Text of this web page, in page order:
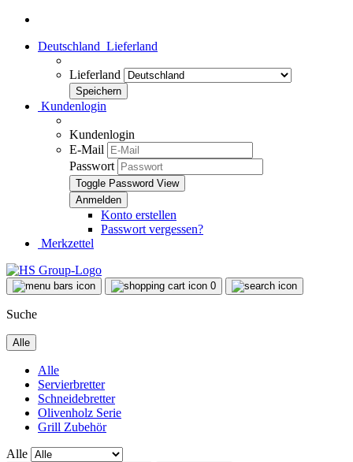
Deutschland Lieferland
Lieferland
Kundenlogin
Kundenlogin
E-Mail
Passwort
Toggle Password View
Konto erstellen
Passwort vergessen?
Merkzettel
0
Suche
Alle
Alle
Servierbretter
Schneidebretter
Olivenholz Serie
Grill Zubehör
Alle